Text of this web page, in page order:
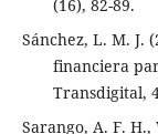
(16), 82-89.
Sánchez, L. M. J.
financiera
Transdigital,
Sarango, A. F. H.,